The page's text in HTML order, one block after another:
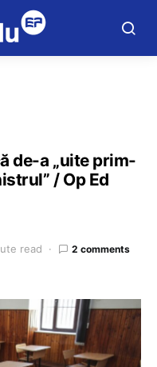
de-a „uite prim-
/ Op Ed
read 2 comments